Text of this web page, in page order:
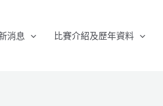
消息 比賽介紹及歷年資料